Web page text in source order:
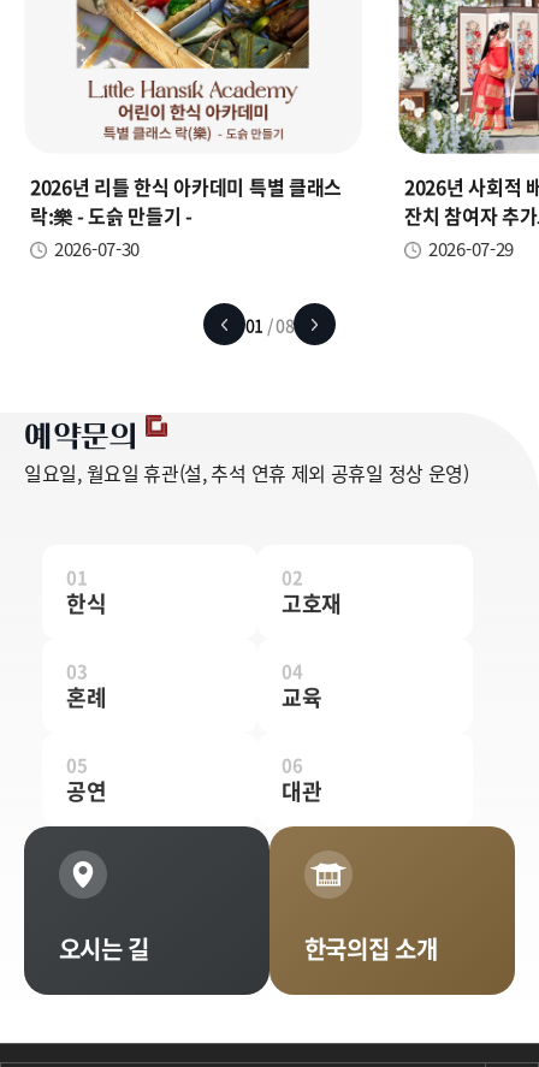
2026년 리틀 한식 아카데미 특별 클래스
락:樂 - 도슭 만들기 -
2026-07-30
2026년 사회적
잔치 참여자 추
2026-07-29
01 / 08
예약문의
일요일, 월요일 휴관(설, 추석 연휴 제외 공휴일 정상 운영)
01
한식
02
고호재
03
혼례
04
교육
05
공연
06
대관
오시는 길 한국의집소개